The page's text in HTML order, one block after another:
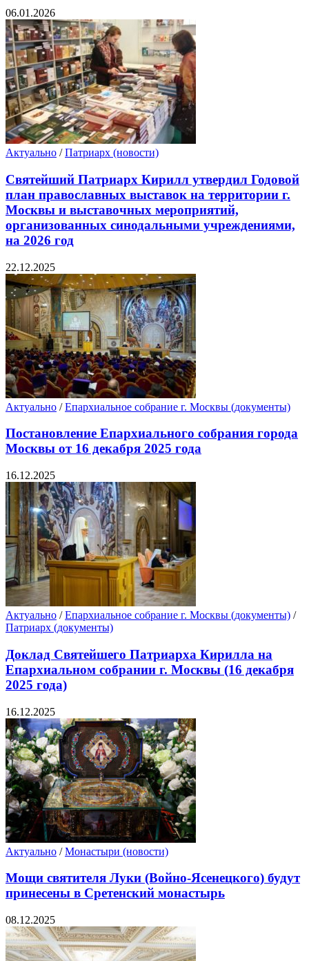
06.01.2026
Актуально /Патриарх (новости)
Святейший Патриарх Кирилл утвердил Годовой
план православных выставок на территории г.
Москвы и выставочных мероприятий,
организованных синодальными учреждениями,
на 2026 год
22.12.2025
Актуально /Епархиальное собрание г. Москвы (документы)
Постановление Епархиального собрания города
Москвы от 16 декабря 2025 года
16.12.2025
Актуально /Епархиальное собрание г. Москвы (документы) /
Патриарх (документы)
Доклад Святейшего Патриарха Кирилла на
Епархиальном собрании г. Москвы (16 декабря
2025 года)
16.12.2025
Актуально /Монастыри (новости)
Мощи святителя Луки (Войно-Ясенецкого) будут
принесены в Сретенский монастырь
08.12.2025